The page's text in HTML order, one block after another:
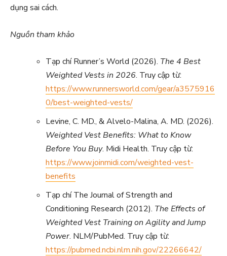
dụng sai cách.
Nguồn tham khảo
Tạp chí Runner’s World (2026). The 4 Best
Weighted Vests in 2026. Truy cập từ:
https://www.runnersworld.com/gear/a3575916
0/best-weighted-vests/
Levine, C. MD., & Alvelo-Malina, A. MD. (2026).
Weighted Vest Benefits: What to Know
Before You Buy. Midi Health. Truy cập từ:
https://www.joinmidi.com/weighted-vest-
benefits
Tạp chí The Journal of Strength and
Conditioning Research (2012). The Effects of
Weighted Vest Training on Agility and Jump
Power. NLM/PubMed. Truy cập từ:
https://pubmed.ncbi.nlm.nih.gov/22266642/